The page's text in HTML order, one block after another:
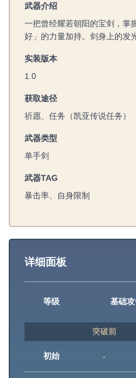
武器介绍
一把曾经耀若朝阳的宝剑，掌
好」的力量加持。剑身上的发
实装版本
1.0
获取途径
祈愿、任务（凯亚传说任务）
武器类型
单手剑
武器TAG
暴击率、自身限制
详细面板
等级 基础
突破前
初始 -